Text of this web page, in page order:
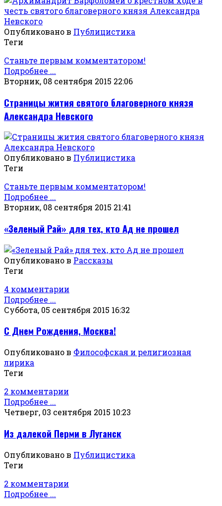
Опубликовано в Публицистика
Теги
Станьте первым комментатором!
Подробнее ...
Вторник, 08 сентября 2015 22:06
Страницы жития святого благоверного князя
Александра Невского
Опубликовано в Публицистика
Теги
Станьте первым комментатором!
Подробнее ...
Вторник, 08 сентября 2015 21:41
«Зеленый Рай» для тех, кто Ад не прошел
Опубликовано в Рассказы
Теги
4 комментарии
Подробнее ...
Суббота, 05 сентября 2015 16:32
С Днем Рождения, Москва!
Опубликовано в Философская и религиозная
лирика
Теги
2 комментарии
Подробнее ...
Четверг, 03 сентября 2015 10:23
Из далекой Перми в Луганск
Опубликовано в Публицистика
Теги
2 комментарии
Подробнее ...